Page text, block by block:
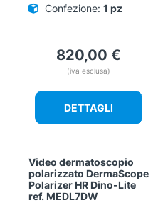
Confezione: 1 pz
820,00 €
(iva esclusa)
DETTAGLI
Video dermatoscopio
polarizzato DermaScope
Polarizer HR Dino-Lite
ref. MEDL7DW